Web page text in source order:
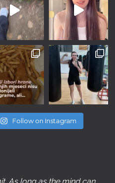
Follow on Instagram